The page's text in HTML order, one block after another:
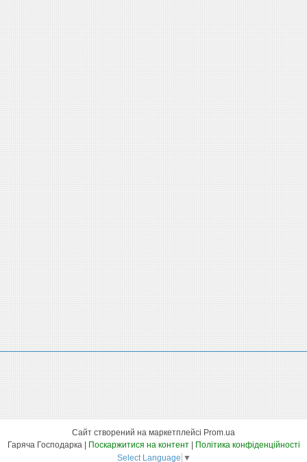
Сайт створений на маркетплейсі Prom.ua
Поскаржитися на контент
Політика конфіденційності
Select Language ▼